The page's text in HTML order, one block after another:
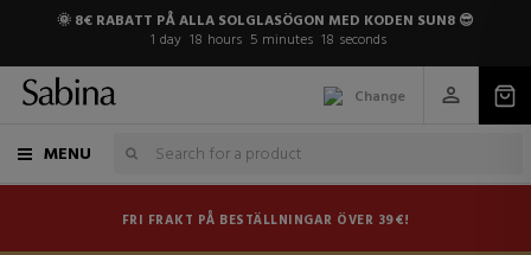
🌞 8€ RABATT PÅ ALLA SOLGLASÖGON MED KODEN SUN8 😎
1 day 18 hours 5 minutes 17 seconds
Change
MENU
FRI FRAKT PÅ BESTÄLLNINGAR ÖVER 39€!